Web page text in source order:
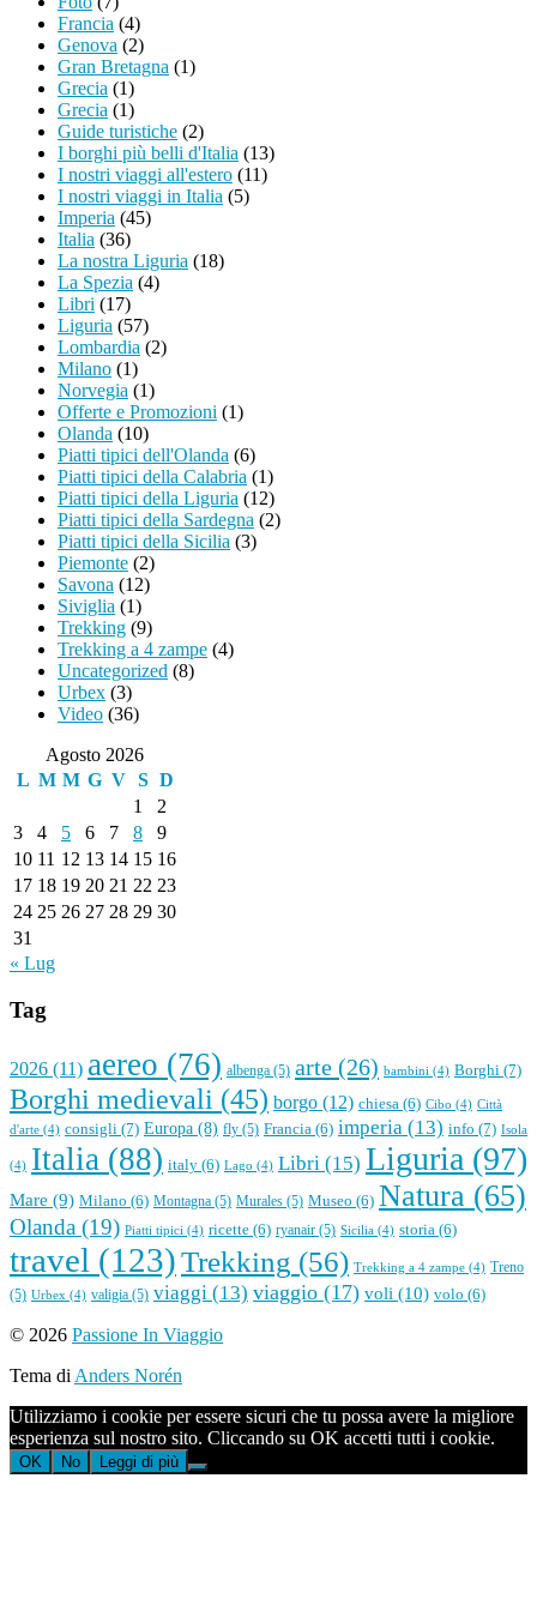
Francia (4)
Genova (2)
Gran Bretagna (1)
Grecia (1)
Grecia (1)
Guide turistiche (2)
I borghi più belli d'Italia (13)
I nostri viaggi all'estero (11)
I nostri viaggi in Italia (5)
Imperia (45)
Italia (36)
La nostra Liguria (18)
La Spezia (4)
Libri (17)
Liguria (57)
Lombardia (2)
Milano (1)
Norvegia (1)
Offerte e Promozioni (1)
Olanda (10)
Piatti tipici dell'Olanda (6)
Piatti tipici della Calabria (1)
Piatti tipici della Liguria (12)
Piatti tipici della Sardegna (2)
Piatti tipici della Sicilia (3)
Piemonte (2)
Savona (12)
Siviglia (1)
Trekking (9)
Trekking a 4 zampe (4)
Uncategorized (8)
Urbex (3)
Video (36)
Agosto 2026
L M M G V S D
1
2
3
4 5 6 7 8
9
10 11 12 13 14 15 16
17 18 19 20 21 22 23
24 25 26 27 28 29 30
31
« Lug
Tag
2026 (11) aereo (76) albenga (5) arte (26) bambini (4) Borghi (7)
Borghi medievali (45) borgo (12) chiesa (6) Cibo (4) Città
d'arte (4) consigli (7) Europa (8) fly (5) Francia (6) imperia (13) info (7) Isola
(4) Italia (88) italy (6) Lago (4) Libri (15) Liguria (97)
Mare (9) Milano (6) Montagna (5) Murales (5) Museo (6) Natura (65)
Olanda (19) Piatti tipici (4) ricette (6) ryanair (5) Sicilia (4) storia (6)
travel (123)Trekking (56) Trekking a 4 zampe (4) Treno
(5) Urbex (4) valigia (5) viaggi (13) viaggio (17) voli (10) volo (6)
All'inizio
© 2026 Passione In Viaggio
Tema di Anders Norén
Utilizziamo i cookie per essere sicuri che tu possa avere la migliore
esperienza sul nostro sito. Cliccando su OK accetti tutti i cookie.
OK No Leggi di più